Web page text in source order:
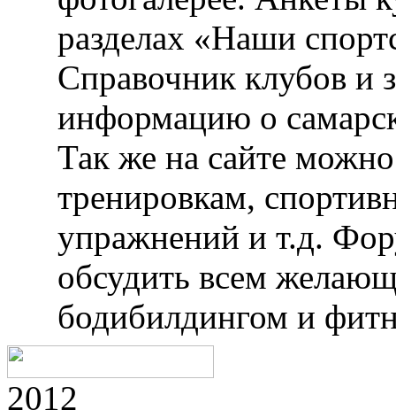
разделах «Наши
Справочник клубов и
информацию о
Так же на сайте
тренировкам,
упражнений и т.д.
обсудить всем
бодибилдингом и
2012